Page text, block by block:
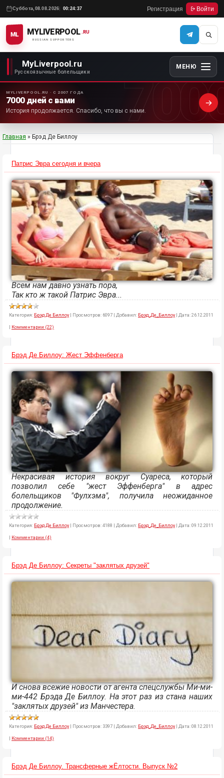
Суббота, 08.08.2026 00:24:37 Регистрация Войти
ML MYLIVERPOOL
RUSSIAN SUPPORTERS
.RU
MyLiverpool.ru
Русскоязычные болельщики
МЕНЮ
MYLIVERPOOL.RU · С 2007 ГОДА
7000 дней с вами
История продолжается. Спасибо, что вы с нами.
Главная » Брэд Де Биллоу
Патрис Эвра сегодня и вчера
Всем нам давно узнать пора,
Так кто ж такой Патрис Эвра...
Категория: Брэд Де Биллоу | Просмотров: 6097 | Добавил: Брэд_Де_Биллоу | Дата:26.12.2011
| Комментарии (22)
Брэд Де Биллоу: Жест Эффенберга
Некрасивая история вокруг Суареса, который
позволил себе "жест Эффенберга" в адрес
болельщиков "Фулхэма", получила неожиданное
продолжение.
Категория: Брэд Де Биллоу | Просмотров:4188 | Добавил: Брэд_Де_Биллоу | Дата:09.12.2011
| Комментарии (4)
Брэд Де Биллоу: Секреты "заклятых друзей"
И снова всежие новости от агента спецслужбы Ми-ми-
ми-442 Брэда Де Биллоу. На этот раз из стана наших
"заклятых друзей" из Манчестера.
Категория: Брэд Де Биллоу | Просмотров: 3397 | Добавил: Брэд_Де_Биллоу | Дата:08.12.2011
| Комментарии (14)
Брэд Де Биллоу. Трансферные жЁлтости. Выпуск №2